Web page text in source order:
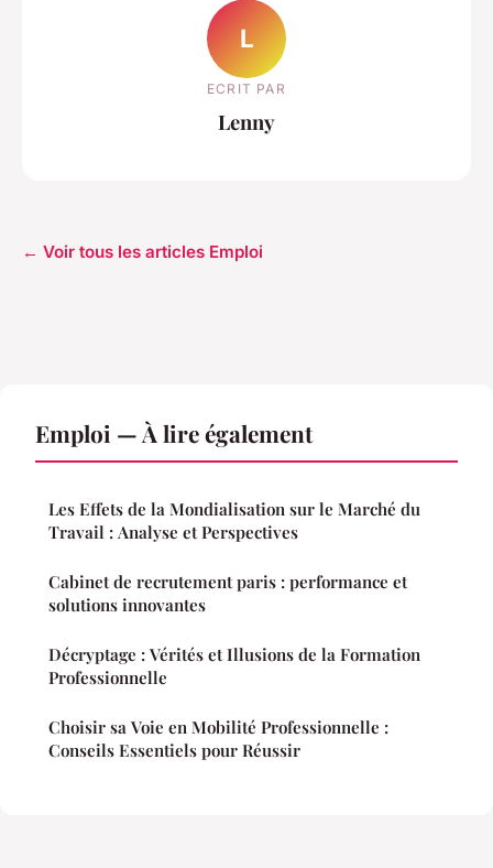
L
ECRIT PAR
Lenny
← Voir tous les articles Emploi
Emploi — À lire également
Les Effets de la Mondialisation sur le Marché du
Travail : Analyse et Perspectives
Cabinet de recrutement paris : performance et
solutions innovantes
Décryptage : Vérités et Illusions de la Formation
Professionnelle
Choisir sa Voie en Mobilité Professionnelle :
Conseils Essentiels pour Réussir